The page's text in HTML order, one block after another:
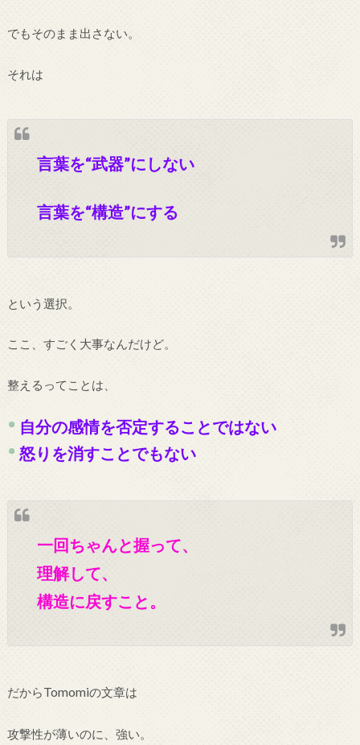
でもそのまま出さない。
それは
言葉を“武器”にしない
言葉を“構造”にする
という選択。
ここ、すごく大事なんだけど。
整えるってことは、
自分の感情を否定することではない
怒りを消すことでもない
一回ちゃんと握って、
理解して、
構造に戻すこと。
だからTomomiの文章は
攻撃性が薄いのに、強い。